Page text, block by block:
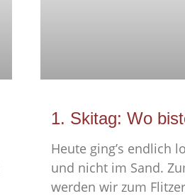
1. Skitag: Wo
Heute ging’s endlich
und nicht im Sand.
werden wir zum